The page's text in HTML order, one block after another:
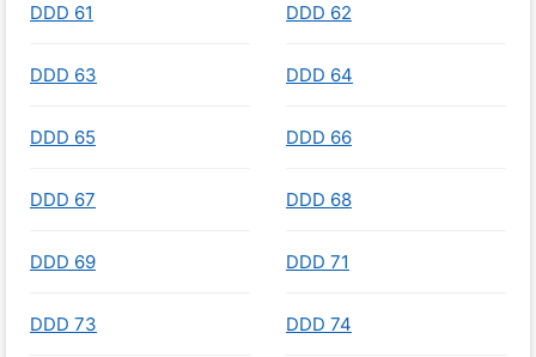
DDD 61 DDD 62
DDD 63 DDD 64
DDD 65 DDD 66
DDD 67 DDD 68
DDD 69 DDD 71
DDD 73 DDD 74